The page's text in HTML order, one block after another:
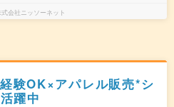
会社ニッソーネット
験OK×アパレル販売*シ
躍中